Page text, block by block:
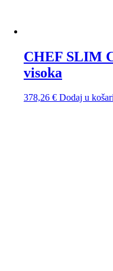
CHEF SLIM
visoka
378,26 € Dodaj u